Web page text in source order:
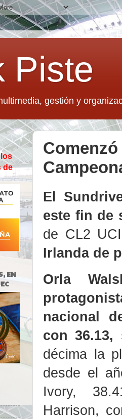
Piste
gestión y
El
este fin de
de CL2
Irlanda de
Orla
nacional
con 36.13,
décima la
desde el
Ivory,
Harrison,
de
EN